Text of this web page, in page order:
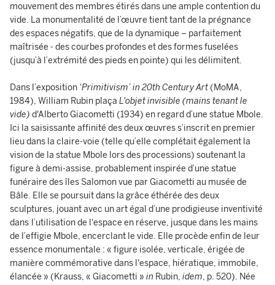
mouvement des membres étirés dans une ample contention du
vide. La monumentalité de l’œuvre tient tant de la prégnance
des espaces négatifs, que de la dynamique – parfaitement
maîtrisée - des courbes profondes et des formes fuselées
(jusqu’à l’extrémité des pieds en pointe) qui les délimitent.
Dans l’exposition ‘Primitivism’ in 20th Century Art(MoMA,
1984), William Rubin plaça L'objet invisible (mains tenant le
vide) d'Alberto Giacometti (1934) en regard d’une statue Mbole.
Ici la saisissante affinité des deux œuvres s’inscrit en premier
lieu dans la claire-voie (telle qu’elle complétait également la
vision de la statue Mbole lors des processions) soutenant la
figure à demi-assise, probablement inspirée d’une statue
funéraire des îles Salomon vue par Giacometti au musée de
Bâle. Elle se poursuit dans la grâce éthérée des deux
sculptures, jouant avec un art égal d’une prodigieuse inventivité
dans l’utilisation de l'espace en réserve, jusque dans les mains
de l’effigie Mbole, encerclant le vide. Elle procède enfin de leur
essence monumentale : « figure isolée, verticale, érigée de
manière commémorative dans l'espace, hiératique, immobile,
élancée » (Krauss, « Giacometti » in Rubin, idem, p. 520). Née